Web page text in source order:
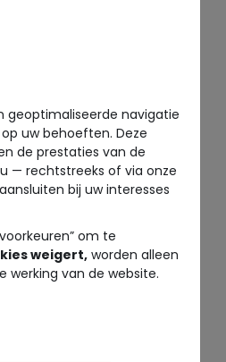
+2
®
en skateprint
geoptimaliseerde navigatie
uw behoeften. Deze
de prestaties van de
— rechtstreeks of via onze
bij uw interesses
om te
weigert, worden alleen
werking van de website.